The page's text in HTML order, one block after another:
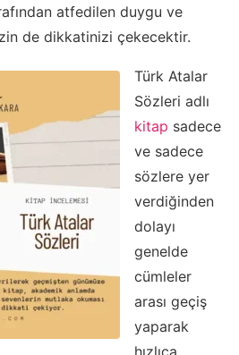
atfedilen duygu ve
de dikkatinizi çekecektir.
Türk Atalar
Sözleri adlı
kitap sadece
ve sadece
sözlere yer
verdiğinden
dolayı
genelde
cümleler
arası geçiş
yaparak
hızlıca